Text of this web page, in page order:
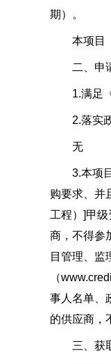
期）。
本项目（
二、申请
1.满足《
2.落实政
无
3.本项目
购要求、并
工程）]甲
商，不得参
目管理、监
（
事人名单、
的供应商，
三、获